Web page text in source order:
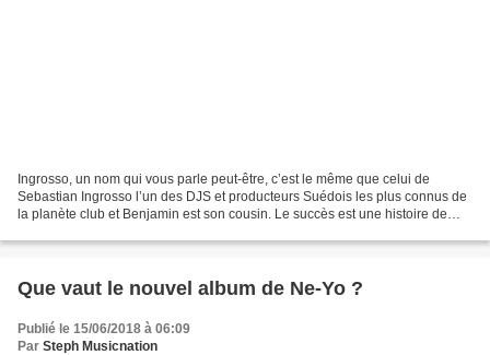
Ingrosso, un nom qui vous parle peut-être, c’est le même que celui de
Sebastian Ingrosso l’un des DJS et producteurs Suédois les plus connus de
la planète club et Benjamin est son cousin. Le succès est une histoire de
Que vaut le nouvel album de Ne-Yo ?
Publié le 15/06/2018 à 06:09
Par Steph Musicnation